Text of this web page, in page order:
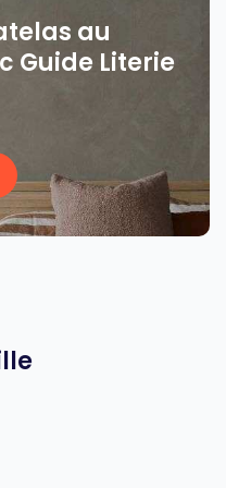
au
Guide Literie